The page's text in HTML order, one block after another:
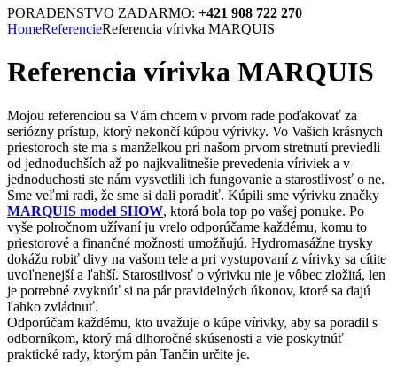
PORADENSTVO ZADARMO: +421 908 722 270
HomeReferencieReferencia vírivka MARQUIS
Referencia vírivka MARQUIS
Mojou referenciou sa Vám chcem v prvom rade poďakovať za
seriózny prístup, ktorý nekončí kúpou výrivky. Vo Vašich krásnych
priestoroch ste ma s manželkou pri našom prvom stretnutí previedli
od jednoduchších až po najkvalitnešie prevedenia víriviek a v
jednoduchosti ste nám vysvetlili ich fungovanie a starostlivosť o ne.
Sme veľmi radi, že sme si dali poradiť. Kúpili sme výrivku značky
MARQUIS model SHOW, ktorá bola top po vašej ponuke. Po
vyše polročnom užívaní ju vrelo odporúčame každému, komu to
priestorové a finančné možnosti umožňujú. Hydromasážne trysky
dokážu robiť divy na vašom tele a pri vystupovaní z vírivky sa cítite
uvoľnenejší a ľahší. Starostlivosť o výrivku nie je vôbec zložitá, len
je potrebné zvyknúť si na pár pravidelných úkonov, ktoré sa dajú
ľahko zvládnuť.
Odporúčam každému, kto uvažuje o kúpe vírivky, aby sa poradil s
odborníkom, ktorý má dlhoročné skúsenosti a vie poskytnúť
praktické rady, ktorým pán Tančin určite je.